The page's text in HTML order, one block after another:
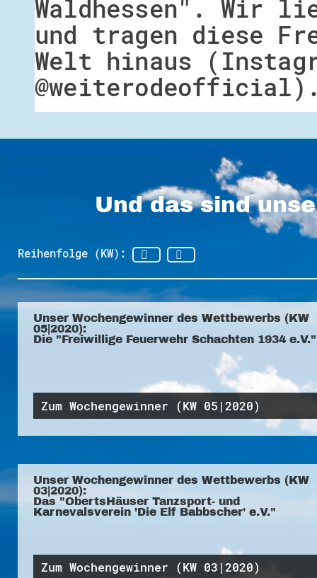
Waldhessen". Wir
und tragen diese
Welt hinaus
Und das sind
Reihenfolge (KW):
Unser Wochengewinner des Wettbewerbs (KW
05|2020):
Die "Freiwillige Feuerwehr Schachten 1934 e.V."
Zum Wochengewinner (KW 05|2020)
Unser Wochengewinner des Wettbewerbs (KW
03|2020):
Das "ObertsHäuser Tanzsport- und
Karnevalsverein 'Die Elf Babbscher' e.V."
Zum Wochengewinner (KW 03|2020)